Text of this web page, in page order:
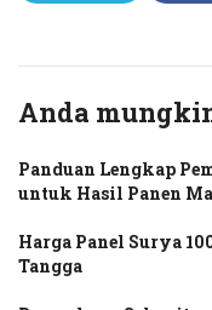
Anda
Panduan Lengkap
untuk Hasil Panen
Harga Panel Surya
Tangga